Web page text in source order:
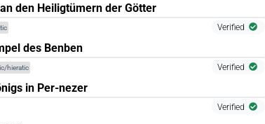
)
(1)
den Heiligtümern der Götter
Verified
des Benben
hieratic Verified
in Per-nezer
Verified